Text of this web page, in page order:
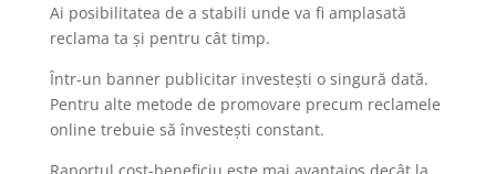
Ai posibilitatea de a stabili unde va fi amplasată
reclama ta și pentru cât timp.
Într-un banner publicitar investești o singură dată.
Pentru alte metode de promovare precum reclamele
online trebuie să învestești constant.